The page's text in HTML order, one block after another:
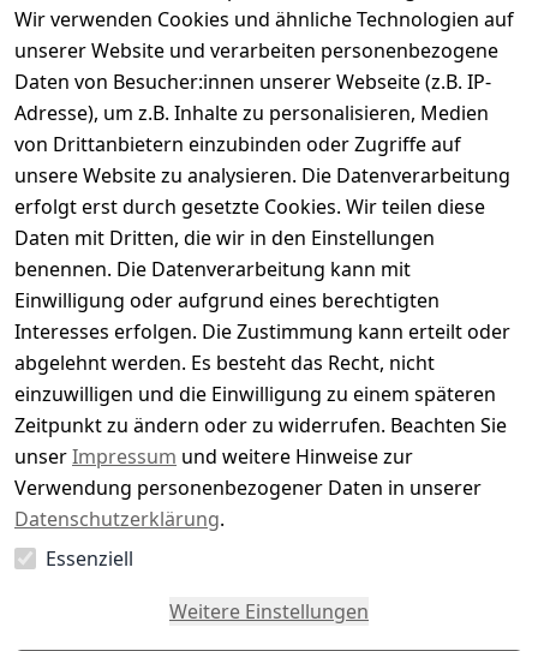
Kundenbewertungen
Durchschnittliche Bewertung
0
Basierend auf 0 Bewertung(en)
Bewertung abgeben
5
( 0 )
4
( 0 )
3
( 0 )
2
( 0 )
1
( 0 )
Es hat noch niemand eine Bewertung für diesen
Artikel abgegeben
Wir verwenden Cookies und ähnliche Technologien auf
unserer Website und verarbeiten personenbezogene
Daten von Besucher:innen unserer Webseite (z.B. IP-
Adresse), um z.B. Inhalte zu personalisieren, Medien
von Drittanbietern einzubinden oder Zugriffe auf
unsere Website zu analysieren. Die Datenverarbeitung
erfolgt erst durch gesetzte Cookies. Wir teilen diese
Daten mit Dritten, die wir in den Einstellungen
benennen. Die Datenverarbeitung kann mit
Einwilligung oder aufgrund eines berechtigten
Interesses erfolgen. Die Zustimmung kann erteilt oder
abgelehnt werden. Es besteht das Recht, nicht
einzuwilligen und die Einwilligung zu einem späteren
Zeitpunkt zu ändern oder zu widerrufen. Beachten Sie
unserImpressum und weitere Hinweise zur
Verwendung personenbezogener Daten in unserer
Datenschutzerklärung.
Essenziell
Weitere Einstellungen